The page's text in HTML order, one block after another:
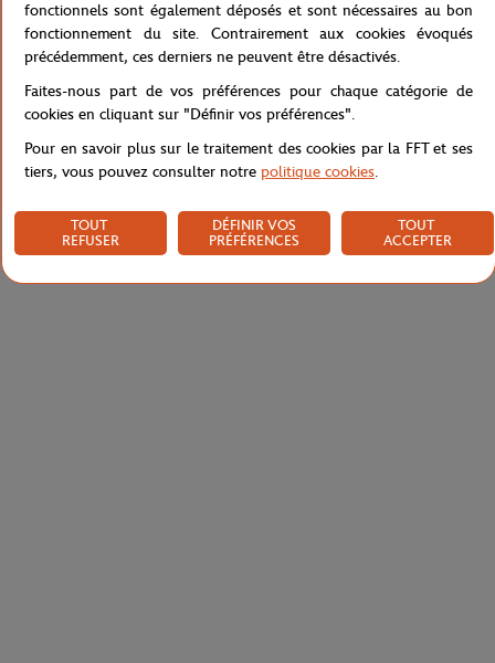
Livraison et retours
fonctionnels sont également déposés et sont nécessaires au bon
fonctionnement du site. Contrairement aux cookies évoqués
précédemment, ces derniers ne peuvent être désactivés.
Faites-nous part de vos préférences pour chaque catégorie de
cookies en cliquant sur "Définir vos préférences".
Pour en savoir plus sur le traitement des cookies par la FFT et ses
tiers, vous pouvez consulter notre politique cookies.
TOUT
REFUSER
DÉFINIR VOS
PRÉFÉRENCES
TOUT
ACCEPTER